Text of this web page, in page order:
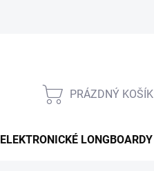
NÁKUPNÍ
PRÁZDNÝ KOŠÍK
ELEKTRONICKÉ LONGBOARDY